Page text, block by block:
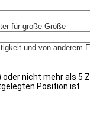
für große Größe
und von anderem
nicht mehr als 5
Position ist